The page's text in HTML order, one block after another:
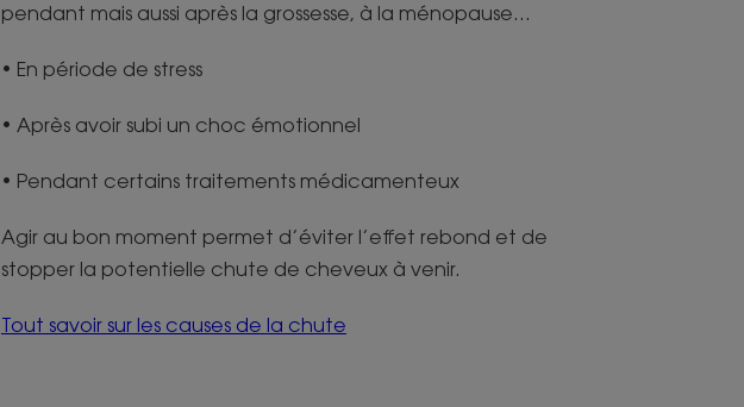
pendant mais aussi après la grossesse, à la ménopause…
• En période de stress
• Après avoir subi un choc émotionnel
• Pendant certains traitements médicamenteux
Agir au bon moment permet d’éviter l’effet rebond et de
stopper la potentielle chute de cheveux à venir.
Tout savoir sur les causes de la chute